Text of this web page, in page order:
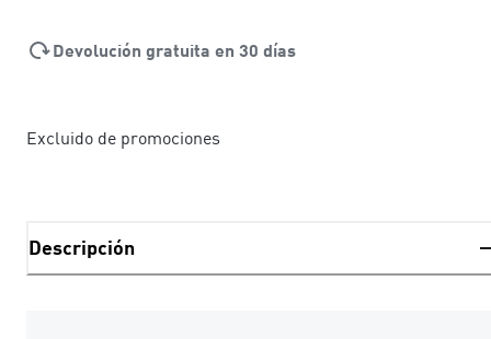
Devolución gratuita en 30 días
Excluido de promociones
Descripción